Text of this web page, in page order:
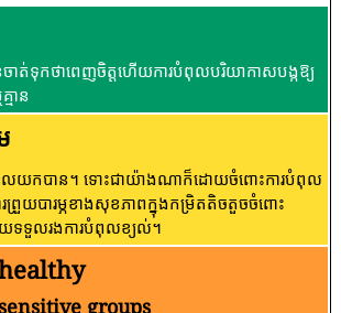
ាត់ទុកថាពេញចិត្តហើយការបំពុលបរិយាកាសបង្កឱ្យ
ាន
យកបាន។ ទោះជាយ៉ាងណាក៏ដោយចំពោះការបំពុល
ព្រួយបារម្ភខាងសុខភាពក្នុងកម្រិតតិចតួចចំពោះ
ទទួលរងការបំពុលខ្យល់។
groups